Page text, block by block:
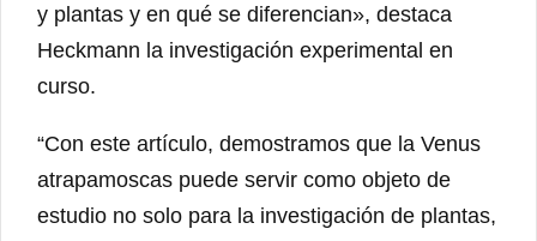
y plantas y en qué se diferencian», destaca
Heckmann la investigación experimental en
curso.
“Con este artículo, demostramos que la Venus
atrapamoscas puede servir como objeto de
estudio no solo para la investigación de plantas,